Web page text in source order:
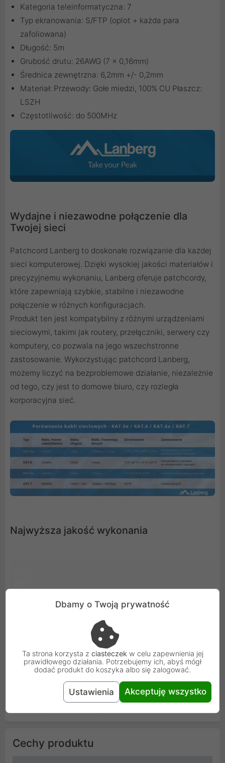
Kategoria teleinformatyczna: 7
Typ ekranowania: S/FTP (oplot + każda para
zafoliowana)
Długość: 5m
Grubość drutu: 26AWG (7 x 0,16mm)
Średnica zewnętrzna: 6,2mm +/- 0,2mm
Materiał: Przewody: Gołe miedzi, 100% CU Płaszcz:
LSZH
Częstotliwość: do 500MHz
Wydajne i niezawodne połączenie dla
Twojej sieci
Patchcord Lanberg to doskonałe rozwiązanie dla każdej
sieci komputerowej. Dzięki wysokiej jakości materiałów i
precyzyjnemu wykonaniu, Lanberg oferuje patchcordy,
które zapewniają szybkie, stabilne i niezawodne
połączenie w różnych konfiguracjach.
Produkt ten jest kompatybilny z różnymi urządzeniami
sieciowymi, takimi jak routery, przełączniki, serwery czy
komputery, co pozwala na jego wszechstronne
zastosowanie. Wykorzystując patchcord Lanberg,
możemy liczyć na bezproblemowe działanie, niezależnie
od tego, czy jest to domowe biuro, czy rozległa
korporacyjna sieć.
Najwyższa jakość wykonania
Cechy produktu
Dbamy o Twoją prywatność
Ta strona korzysta z ciasteczek w celu zapewnienia jej
prawidłowego działania. Potrzebujemy ich, abyś mógł
dodać produkt do koszyka albo się zalogować.
Ustawienia Akceptuję wszystko